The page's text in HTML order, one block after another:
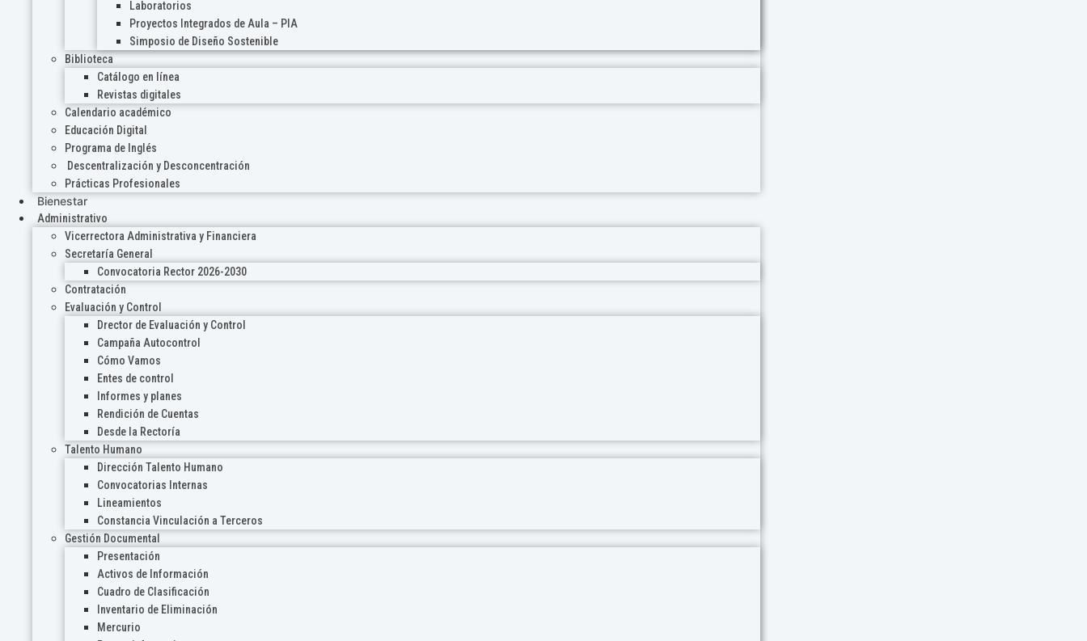
Laboratorios
Proyectos Integrados de Aula – PIA
Simposio de Diseño Sostenible
Biblioteca
Catálogo en línea
Revistas digitales
Calendario académico
Educación Digital
Programa de Inglés
Descentralización y Desconcentración
Prácticas Profesionales
Bienestar
Administrativo
Vicerrectora Administrativa y Financiera
Secretaría General
Convocatoria Rector 2026-2030
Contratación
Evaluación y Control
Drector de Evaluación y Control
Campaña Autocontrol
Cómo Vamos
Entes de control
Informes y planes
Rendición de Cuentas
Desde la Rectoría
Talento Humano
Dirección Talento Humano
Convocatorias Internas
Lineamientos
Constancia Vinculación a Terceros
Gestión Documental
Presentación
Activos de Información
Cuadro de Clasificación
Inventario de Eliminación
Mercurio